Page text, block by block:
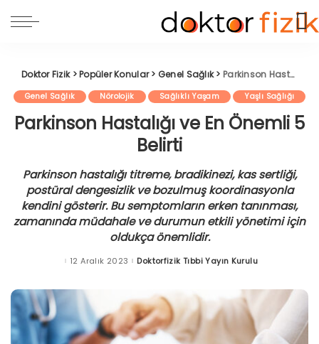
Doktor Fizik>Popüler Konular> Genel Sağlık> Parkinson Hastalığı ve En Önemli 5 Belirti
Genel Sağlık Nörolojik Sağlıklı Yaşam Yaşlı Sağlığı
Parkinson Hastalığı ve En Önemli 5
Belirti
Parkinson hastalığı titreme, bradikinezi, kas sertliği,
postüral dengesizlik ve bozulmuş koordinasyonla
kendini gösterir. Bu semptomların erken tanınması,
zamanında müdahale ve durumun etkili yönetimi için
oldukça önemlidir.
12 Aralık 2023 Posted
Doktorfizik Tıbbi Yayın Kurulu